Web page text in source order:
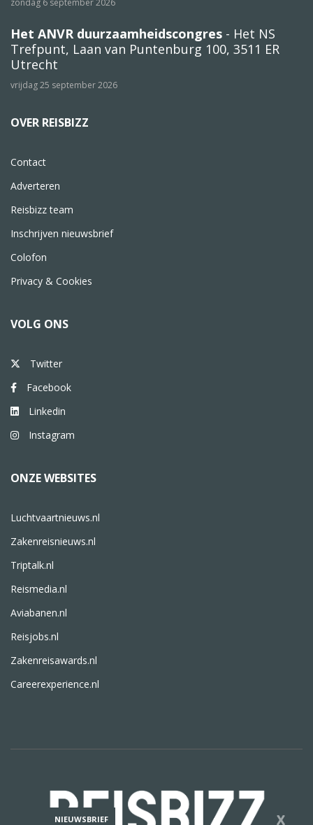
zondag 6 september 2026
Het ANVR duurzaamheidscongres - Het NS
Trefpunt, Laan van Puntenburg 100, 3511 ER
Utrecht
vrijdag 25 september 2026
OVER REISBIZZ
Contact
Adverteren
Reisbizz team
Inschrijven nieuwsbrief
Colofon
Privacy & Cookies
VOLG ONS
Twitter
Facebook
Linkedin
Instagram
ONZE WEBSITES
Luchtvaartnieuws.nl
Zakenreisnieuws.nl
Triptalk.nl
Reismedia.nl
Aviabanen.nl
Reisjobs.nl
Zakenreisawards.nl
Careerexperience.nl
NIEUWSBRIEF X